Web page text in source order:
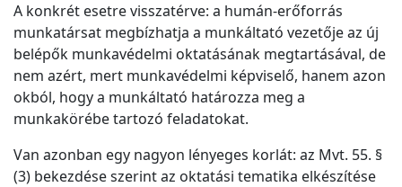
A konkrét esetre visszatérve: a humán-erőforrás
munkatársat megbízhatja a munkáltató vezetője az új
belépők munkavédelmi oktatásának megtartásával, de
nem azért, mert munkavédelmi képviselő, hanem azon
okból, hogy a munkáltató határozza meg a
munkakörébe tartozó feladatokat.
Van azonban egy nagyon lényeges korlát: az Mvt. 55. §
(3) bekezdése szerint az oktatási tematika elkészítése